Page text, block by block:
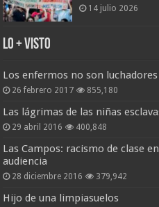
14 julio 2026
Lo + Visto
Los enfermos no son luchadores
26 febrero 2017 855,180
Las lágrimas de las niñas
29 abril 2016 400,848
Las Campos: racismo de clase
audiencia
28 diciembre 2016 379,942
Hijo de una limpiasuelos